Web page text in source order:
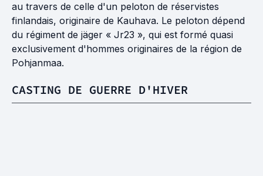
au travers de celle d'un peloton de réservistes
finlandais, originaire de Kauhava. Le peloton dépend
du régiment de jäger « Jr23 », qui est formé quasi
exclusivement d'hommes originaires de la région de
Pohjanmaa.
CASTING DE GUERRE D'HIVER